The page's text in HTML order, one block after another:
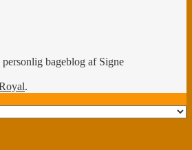
bageblog af Signe
.